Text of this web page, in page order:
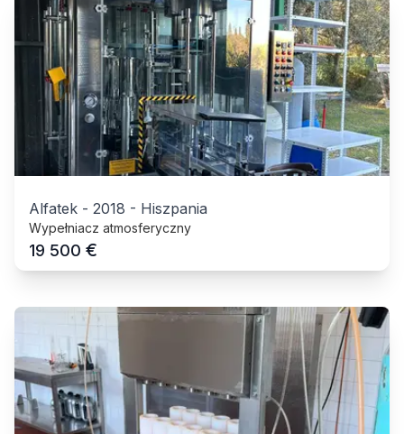
Alfatek - 2018 - Hiszpania
Wypełniacz atmosferyczny
19 500 €